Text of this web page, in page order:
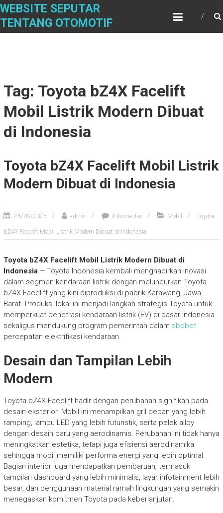
Skip
content
WEBSITE SEPUTAR
TENTANG OTOMOTIF
Tag: Toyota bZ4X Facelift
Mobil Listrik Modern Dibuat
di Indonesia
Toyota bZ4X Facelift Mobil Listrik
Modern Dibuat di Indonesia
26/08/2025 admin 0 Komentar Mobil Toyota
bZ4X Facelift Mobil Listrik Modern Dibuat di Indonesia
Toyota bZ4X Facelift Mobil Listrik Modern Dibuat di
Indonesia– Toyota Indonesia kembali menghadirkan inovasi
dalam segmen kendaraan listrik dengan meluncurkan Toyota
bZ4X Facelift yang kini diproduksi di pabrik Karawang, Jawa
Barat. Produksi lokal ini menjadi langkah strategis Toyota untuk
memperkuat penetrasi kendaraan listrik (EV) di pasar Indonesia
sekaligus mendukung program pemerintah dalam sbobet
percepatan elektrifikasi kendaraan.
Desain dan Tampilan Lebih
Modern
Toyota bZ4X Facelift hadir dengan perubahan signifikan pada
desain eksterior. Mobil ini menampilkan gril depan yang lebih
ramping, lampu LED yang lebih futuristik, serta pelek alloy
dengan desain baru yang aerodinamis. Perubahan ini tidak hanya
meningkatkan estetika, tetapi juga efisiensi aerodinamika
sehingga mobil memiliki performa energi yang lebih optimal.
Bagian interior juga mendapatkan pembaruan, termasuk
tampilan dashboard yang lebih minimalis, layar infotainment lebih
besar, dan penggunaan material ramah lingkungan yang semakin
menegaskan komitmen Toyota pada keberlanjutan.